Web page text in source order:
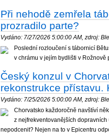
Při nehodě zemřela
prozradilo parte?
Vydáno: 7/27/2026 5:00:00 AM, zdroj:
Poslední rozloučení s tábornicí
v chrámu v jejím bydlišti v Rožnově
Český konzul v
rekonstrukce přístavu.
Vydáno: 7/25/2026 5:00:00 AM, zdroj:
Chorvatsko každoročně navštíví
z nejfrekventovanějších
nepodcenit? Nejen na to v Epicentru